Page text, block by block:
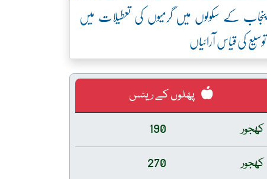
پنجاب کے سکولوں میں گرمیوں کی تعطیلات میں
توسیع کی قیاس آرائیاں
پھلوں کے ریٹس
کھجور
190
کھجور
270